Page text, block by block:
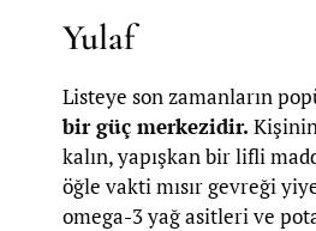
Yulaf
Listeye son zamanların
bir güç merkezidir.
kalın, yapışkan bir lifli
öğle vakti mısır gevreği
omega-3 yağ asitleri ve